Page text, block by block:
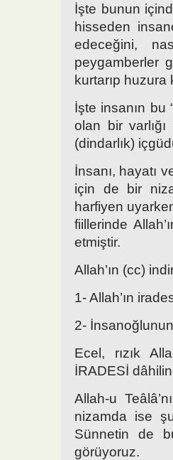
İşte bunun
hisseden
edeceğini,
peygamberler
kurtarıp
İşte insanın bu
olan bir
(dindarlık)
İnsanı, hayatı
için de bir
harfiyen
fiillerinde
etmiştir.
Allah’ın (cc)
1- Allah’ın
2- İnsanoğlunun
Ecel, rızık
İRADESİ
Allah-u
nizamda ise şu
Sünnetin de
görüyoruz.